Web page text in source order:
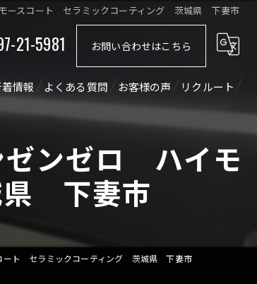
ースコート セラミックコーティング 茨城県 下妻市
21-5981 お問い合わせはこちら
情報 よくある質問 お客様の声 リクルート
ンゼロ ハイモ
県 下妻市
ート セラミックコーティング 茨城県 下妻市